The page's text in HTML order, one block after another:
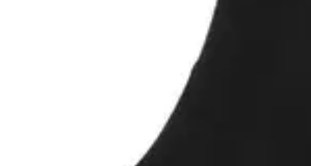
For at gøre det nemmere at sortere sokkerne efter vask er størrelsen
broderet på indersiden af skaftet. Hver størrelse har desuden sin
egen broderifarve, så du hurtigt kan finde de rigtige par i skuffen.
Blød bambusviskose med høj komfort
Indvendig frottésål giver ekstra blødhed
Velegnede til sport, arbejde og hverdagsbrug
Åndbare og temperaturregulerende
Lugthæmmende og svedtransporterende materiale
Lette at sortere efter vask med broderet størrelsesmarkering